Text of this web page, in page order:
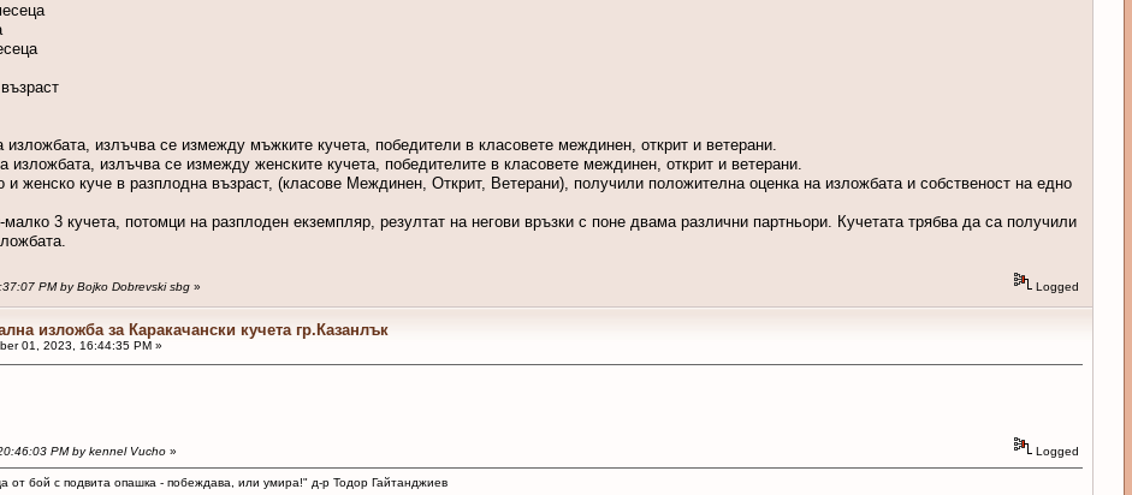
излъчва се измежду мъжките кучета, победители в класовете междинен, открит и ветерани.
изложбата, излъчва се измежду женските кучета, победителите в класовете междинен, открит и ветерани.
женско куче в разплодна възраст, (класове Междинен, Открит, Ветерани), получили положителна оценка на изложбата и собственост на едно
3 кучета, потомци на разплоден екземпляр, резултат на негови връзки с поне двама различни партньори. Кучетата трябва да са получили
PM by Bojko Dobrevski sbg» Logged
изложба за Каракачански кучета гр.Казанлък
01, 2023, 16:44:35 PM »
PM by kennel Vucho» Logged
от бой с подвита опашка - побеждава, или умира!" д-р Тодор Гайтанджиев